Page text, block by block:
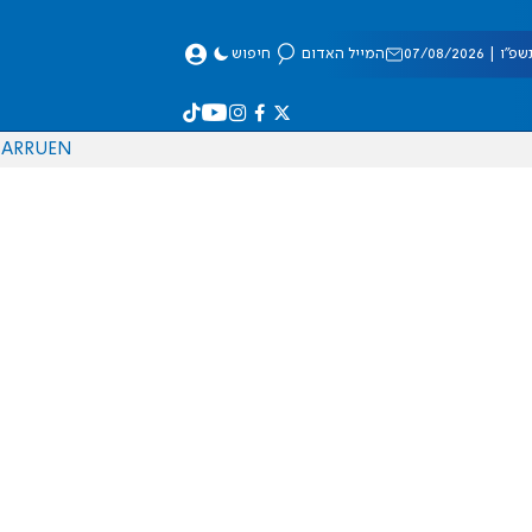
08/2026 המייל האדום חיפוש
EN
RU
AR